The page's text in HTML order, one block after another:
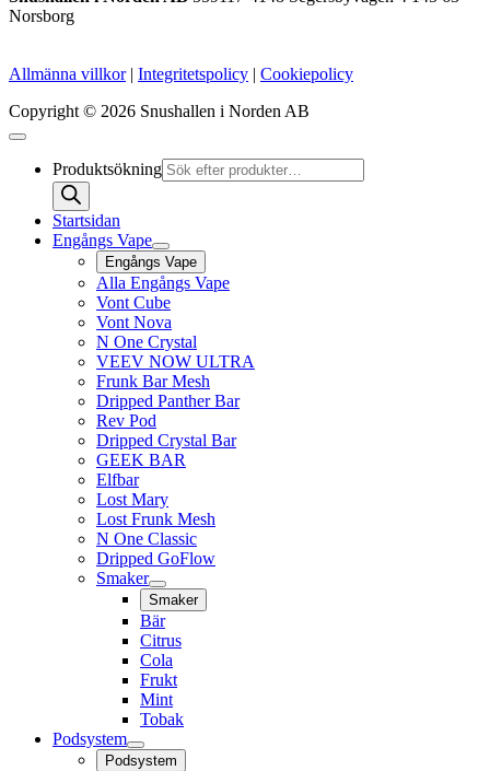
Norsborg
Allmänna villkor| Integritetspolicy | Cookiepolicy
Copyright © 2026 Snushallen i Norden AB
Produktsökning
Startsidan
Engångs Vape
Engångs Vape
Alla Engångs Vape
Vont Cube
Vont Nova
N One Crystal
VEEV NOW ULTRA
Frunk Bar Mesh
Dripped Panther Bar
Rev Pod
Dripped Crystal Bar
GEEK BAR
Elfbar
Lost Mary
Lost Frunk Mesh
N One Classic
Dripped GoFlow
Smaker
Smaker
Bär
Citrus
Cola
Frukt
Mint
Tobak
Podsystem
Podsystem